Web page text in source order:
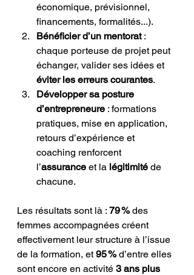
économique, prévisionnel,
financements, formalités...).
Bénéficier d’un mentorat :
chaque porteuse de projet peut
échanger, valider ses idées et
éviter les erreurs courantes.
Développer sa posture
d’entrepreneure : formations
pratiques, mise en application,
retours d’expérience et
coaching renforcent
l’assurance et la légitimité de
chacune.
Les résultats sont là : 79 % des
femmes accompagnées créent
effectivement leur structure à l’issue
de la formation, et 95 % d’entre elles
sont encore en activité 3 ans plus